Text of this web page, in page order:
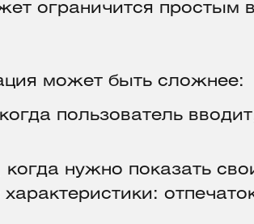
ограничится простым
может быть сложнее:
пользователь
нужно показать